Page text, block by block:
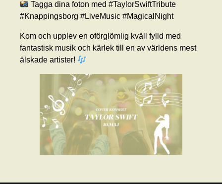
Tagga dina foton med #TaylorSwiftTribute
#Knappingsborg #LiveMusic #MagicalNight
Kom och upplev en oförglömlig kväll fylld med
fantastisk musik och kärlek till en av världens mest
älskade artister!